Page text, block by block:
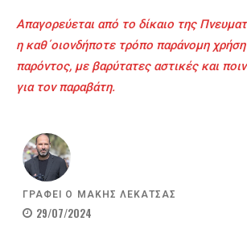
Απαγορεύεται από το δίκαιο της
η καθ΄οιονδήποτε τρόπο παράνομη
παρόντος, με βαρύτατες αστικές και
για τον παραβάτη.
ΓΡΑΦΕΙ Ο ΜΑΚΗΣ ΛΕΚΑΤΣΑΣ
29/07/2024